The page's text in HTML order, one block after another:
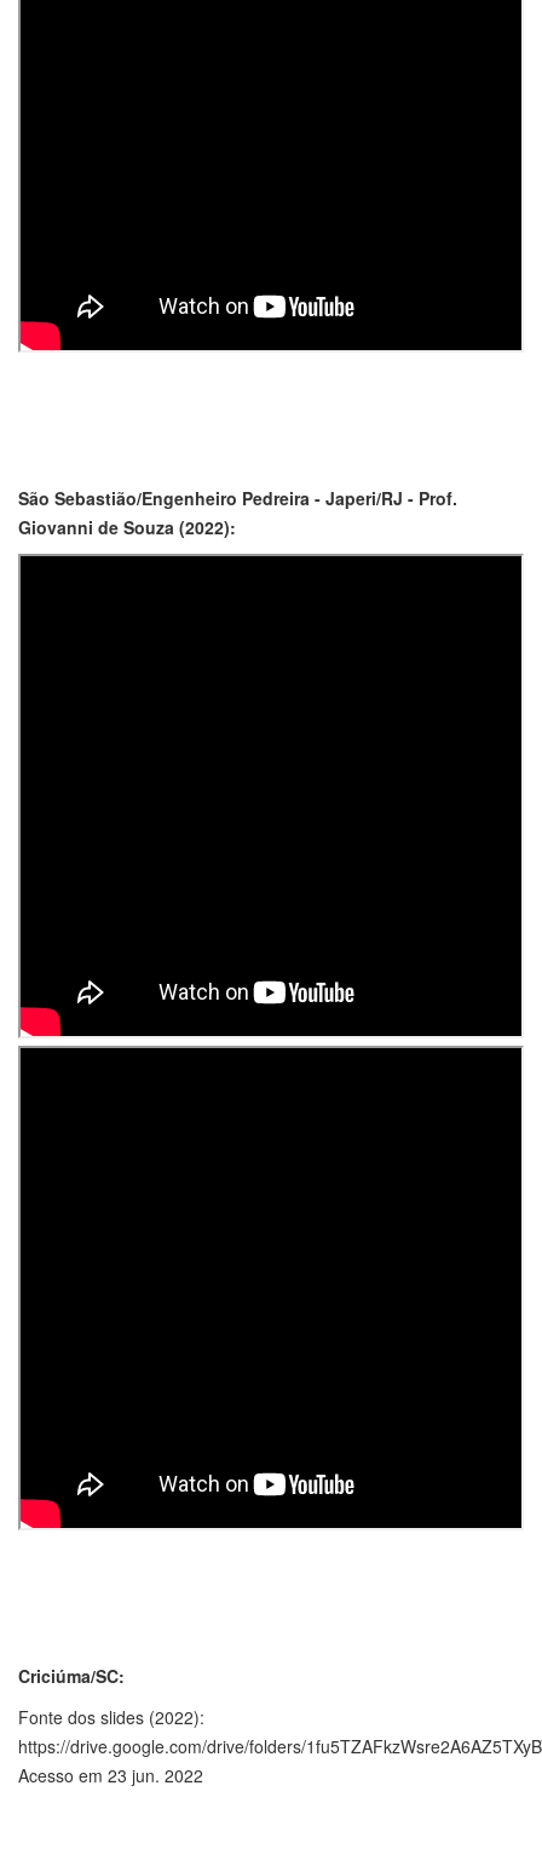
São Sebastião/Engenheiro Pedreira - Japeri/RJ - Prof.
Giovanni de Souza (2022):
Criciúma/SC:
Fonte dos slides (2022):
https://drive.google.com/drive/folders/
Acesso em 23 jun. 2022